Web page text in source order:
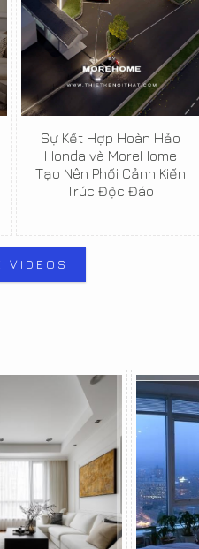
Sự Kết Hợp Hoàn Hảo
Honda và MoreHome
Tạo Nên Phối Cảnh Kiến
Trúc Độc Đáo
VIDEOS